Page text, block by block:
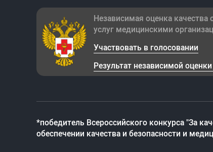
Независимая оценка качества
услуг медицинскими
Участвовать в голосовании
Результат независимой
*победитель Всероссийского конкурса "За
обеспечении качества и безопасности и